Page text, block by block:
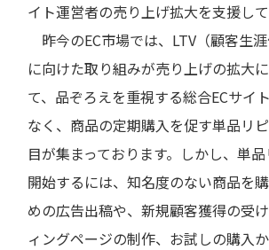
イト運営者の売り上げ拡大を支援して
昨今のEC市場では、LTV（顧客生
に向けた取り組みが売り上げの拡大
て、品ぞろえを重視する総合ECサイ
なく、商品の定期購入を促す単品リ
目が集まっております。しかし、単
開始するには、知名度のない商品を
めの広告出稿や、新規顧客獲得の受
ィングページの制作、お試しの購入